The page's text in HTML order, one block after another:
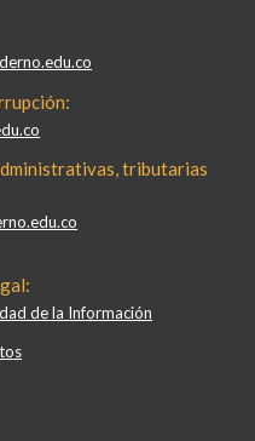
tributarias
de la Información